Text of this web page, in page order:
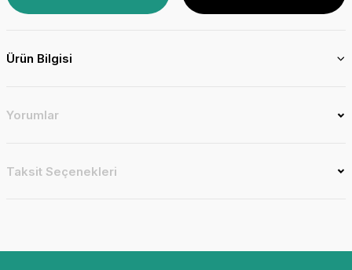
Ürün Bilgisi
Yorumlar
Taksit Seçenekleri